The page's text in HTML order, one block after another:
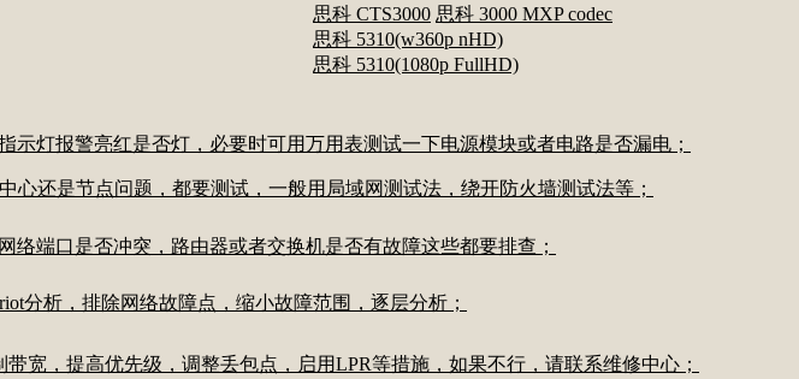
思科 CTS3000 思科 3000 MXP codec
思科 5310(w360p nHD)
思科 5310(1080p FullHD)
灯报警亮红是否灯，必要时可用万用表测试一下电源模块或者电路是否漏电；
还是节点问题，都要测试，一般用局域网测试法，绕开防火墙测试法等；
端口是否冲突，路由器或者交换机是否有故障这些都要排查；
分析，排除网络故障点，缩小故障范围，逐层分析；
宽，提高优先级，调整丢包点，启用LPR等措施，如果不行，请联系维修中心；